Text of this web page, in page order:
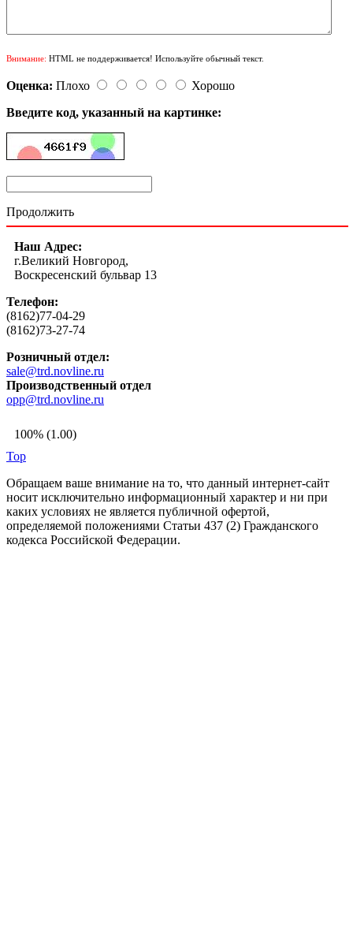
Внимание: HTML не поддерживается! Используйте обычный текст.
Оценка: Плохо
Хорошо
Введите код, указанный на картинке:
Продолжить
Наш Адрес:
г.Великий Новгород,
Воскресенский бульвар 13
Телефон:
(8162)77-04-29
(8162)73-27-74
Розничный отдел:
sale@trd.novline.ru
Производственный отдел
opp@trd.novline.ru
100% (1.00)
Top
Обращаем ваше внимание на то, что данный интернет-сайт
носит исключительно информационный характер и ни при
каких условиях не является публичной офертой,
определяемой положениями Статьи 437 (2) Гражданского
кодекса Российской Федерации.